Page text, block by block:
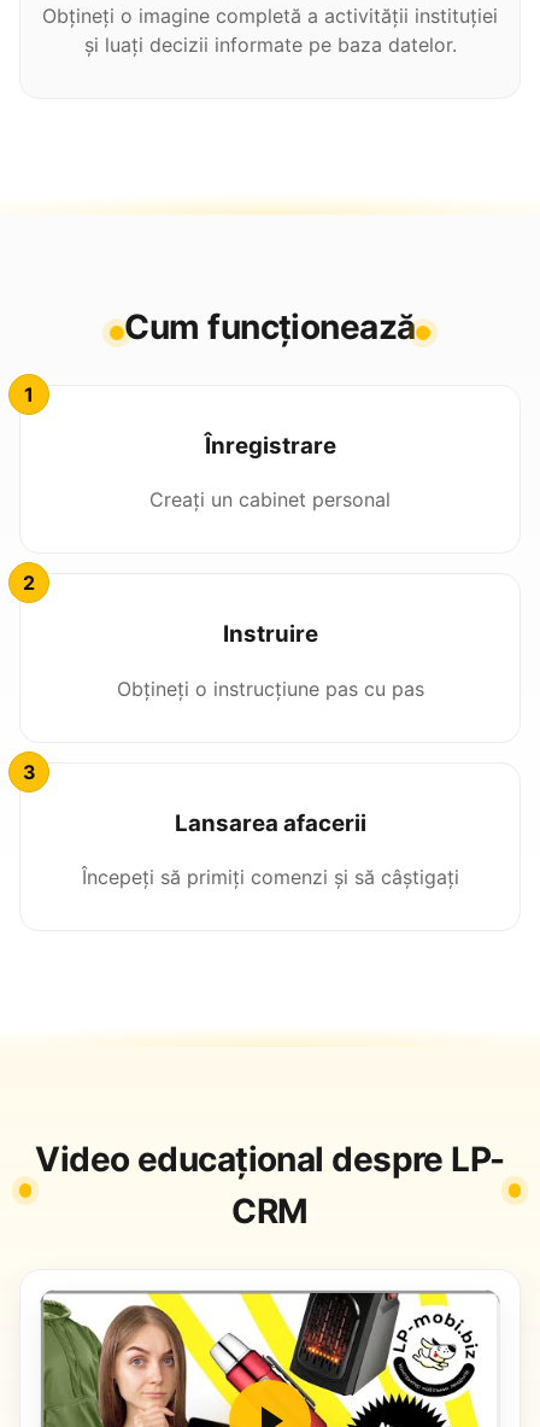
Obțineți o imagine completă a activității instituției
și luați decizii informate pe baza datelor.
Cum funcționează
Înregistrare
Creați un cabinet personal
Instruire
Obțineți o instrucțiune pas cu pas
Lansarea afacerii
Începeți să primiți comenzi și să câștigați
Video educațional despre LP-
CRM